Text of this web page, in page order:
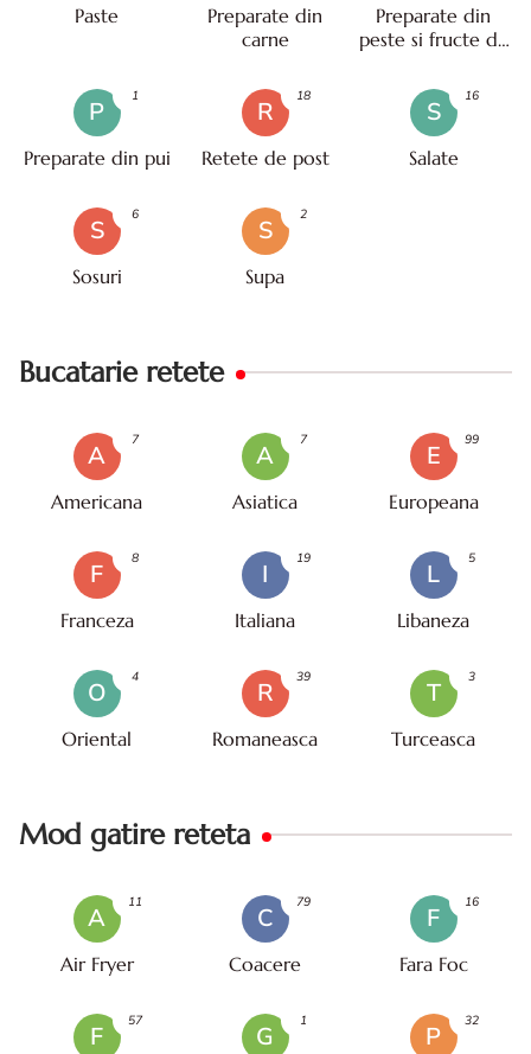
Paste
Preparate din
carne
Preparate din
peste si fructe de
P
Preparate din pui
1
R
Retete de post
18
S
Salate
16
S
Sosuri
6
S
Supa
2
Bucatarie retete
A
Americana
7
A
Asiatica
7
E
Europeana
99
F
Franceza
8
I
Italiana
19
L
Libaneza
5
O
Oriental
4
R
Romaneasca
39
T
Turceasca
3
Mod gatire reteta
A
Air Fryer
11
C
Coacere
79
F
Fara Foc
16
F
57
G
1
P
32